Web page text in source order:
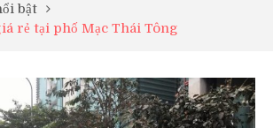
bật
rẻ tại phố Mạc Thái Tông